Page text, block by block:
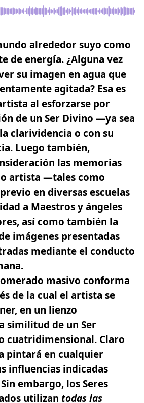
alrededor suyo como
de energía. ¿Alguna vez
su imagen en agua que
agitada? Esa es
al esforzarse por
de un Ser Divino —ya sea
clarividencia o con su
Luego también,
las memorias
artista —tales como
en diversas escuelas
a Maestros y ángeles
así como también la
imágenes presentadas
mediante el conducto
masivo conforma
de la cual el artista se
en un lienzo
similitud de un Ser
cuatridimensional. Claro
pintará en cualquier
influencias indicadas
embargo, losSeres
utilizan todas las